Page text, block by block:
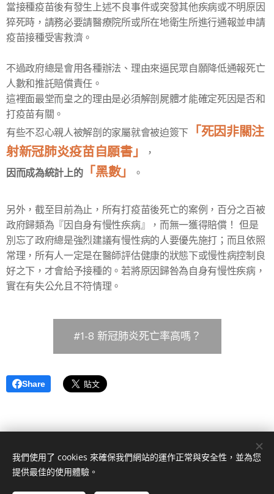
當接種疫苗後有發生上述不良事件或突發其他疾病或不明原因
猝死時，請務必要請醫療院所或所在地衛生所進行通報並申請
疫苗接種受害救濟。
不過政府總是會用各種辦法、理由來逼民眾自願降低通報死亡
人數和推託賠償責任。
這裡面最堂而皇之的理由是必須解剖屍體才能確定死因是否和
打疫苗有關。
有些不忍心親人被解剖的家屬就會被迫簽下
「死因非關注
射新冠肺炎疫苗自願書」
，
因而成為統計上的「黑數」 。
另外，截至目前為止，所有打疫苗後死亡的案例，百分之百被
政府歸類為『因自身有慢性疾病』，而無一獲得賠償！ 但是
別忘了政府總是強烈建議有慢性病的人要優先施打；而且依照
常理，所有人一定是在醫師評估健康的狀態下或慢性病控制良
好之下，才會給予接種的。若將原因歸咎為自身有慢性疾病，
實在有失公允且不符情理。
#1-8 新冠肺炎死亡率高嗎？
Share
我們使用了 cookies 來確保我們網站的運作正常與安全性，並為您
提供最佳的使用體驗。